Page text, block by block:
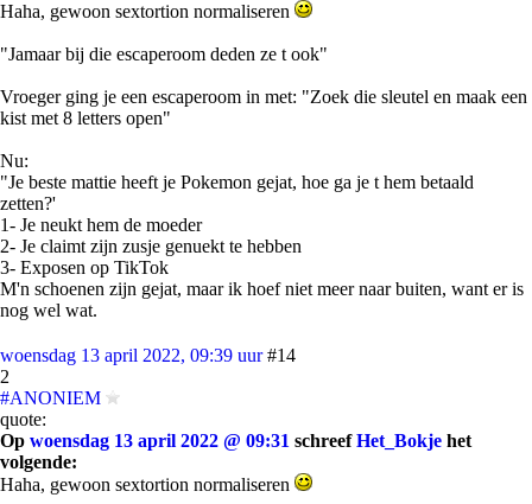
Haha, gewoon sextortion normaliseren
"Jamaar bij die escaperoom deden ze t ook"
Vroeger ging je een escaperoom in met: "Zoek die sleutel en maak een
kist met 8 letters open"
Nu:
"Je beste mattie heeft je Pokemon gejat, hoe ga je t hem betaald
zetten?'
1- Je neukt hem de moeder
2- Je claimt zijn zusje genuekt te hebben
3- Exposen op TikTok
M'n schoenen zijn gejat, maar ik hoef niet meer naar buiten, want er is
nog wel wat.
woensdag 13 april 2022, 09:39 uur #14
2
#ANONIEM
quote:
Op woensdag 13 april 2022 @ 09:31 schreefHet_Bokje het
volgende:
Haha, gewoon sextortion normaliseren